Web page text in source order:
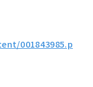
001843985.p